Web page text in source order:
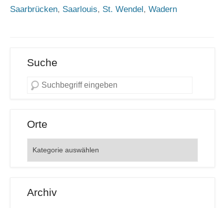
Saarbrücken, Saarlouis, St. Wendel, Wadern
Suche
Orte
Archiv